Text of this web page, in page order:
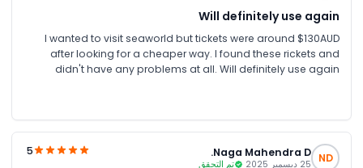
Will definitely use again
I wanted to visit seaworld but tickets were around $130AUD
after looking for a cheaper way. I found these rickets and
didn't have any problems at all. Will definitely use again
ND
Naga Mahendra D.
25 ديسمبر 2025 تم التحقق
5